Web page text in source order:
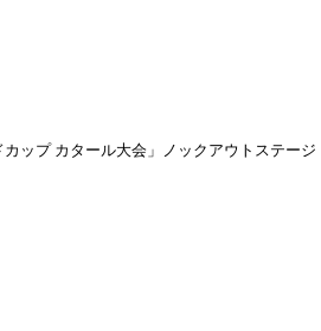
ップ カタール大会」ノックアウトステージ